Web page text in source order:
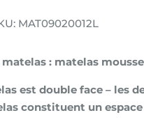
MAT09020012L
matelas : matelas
est double face – les
constituent un